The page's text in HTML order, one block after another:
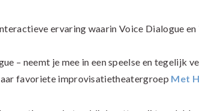
ervaring waarin Voice Dialogue
– neemt je mee in een speelse en tegelijk
favoriete improvisatietheatergroep Met